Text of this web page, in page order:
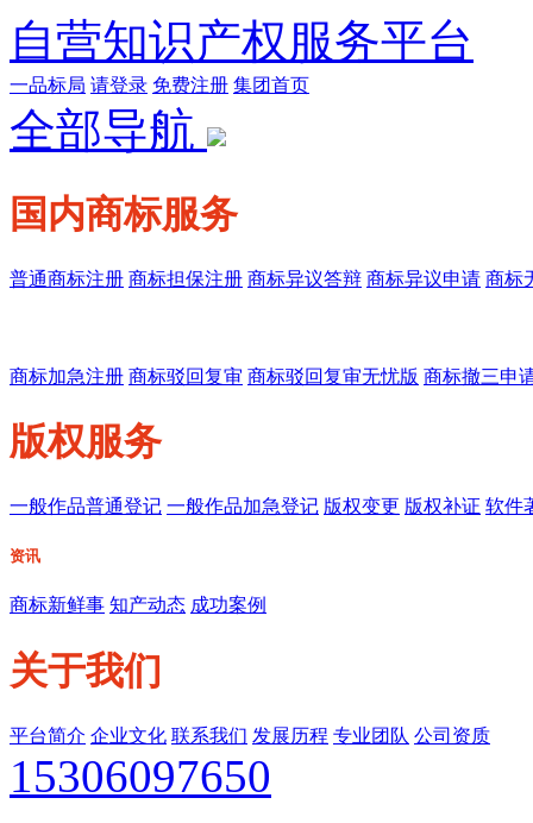
自营知识产权服务平台
一品标局 请登录 免费注册 集团首页
全部导航
国内商标服务
普通商标注册 商标担保注册 商标异议答辩 商标异议申请 商标
商标加急注册 商标驳回复审 商标驳回复审无忧版 商标撤三申
版权服务
一般作品普通登记 一般作品加急登记 版权变更 版权补证 软件
资讯
商标新鲜事 知产动态 成功案例
关于我们
平台简介 企业文化 联系我们 发展历程 专业团队 公司资质
15306097650